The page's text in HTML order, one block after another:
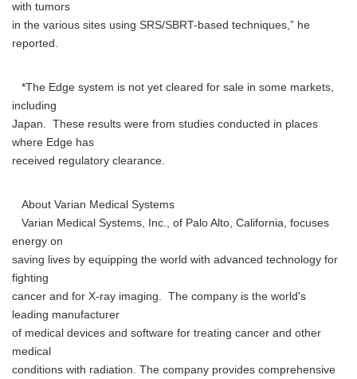
with tumors
in the various sites using SRS/SBRT-based techniques,” he
reported.
*The Edge system is not yet cleared for sale in some markets,
including
Japan. These results were from studies conducted in places
where Edge has
received regulatory clearance.
About Varian Medical Systems
Varian Medical Systems, Inc., of Palo Alto, California, focuses
energy on
saving lives by equipping the world with advanced technology for
fighting
cancer and for X-ray imaging. The company is the world's
leading manufacturer
of medical devices and software for treating cancer and other
medical
conditions with radiation. The company provides comprehensive